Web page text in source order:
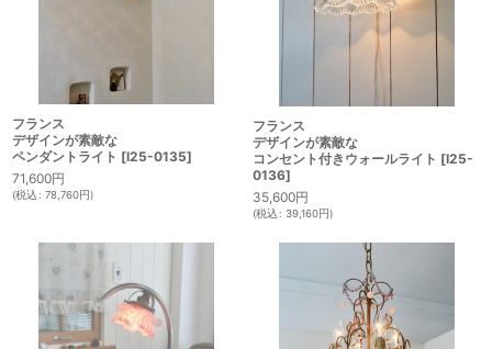
フランス
デザインが素敵な
ペンダントライト [I25-0135]
71,600円
(税込: 78,760円)
フランス
デザインが素敵な
コンセント付きウォールライト [I25-
0136]
35,600円
(税込: 39,160円)